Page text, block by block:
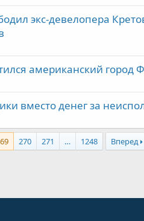
экс-девелопера
американский город
вместо денег за
270 271 … 1248 Вперед